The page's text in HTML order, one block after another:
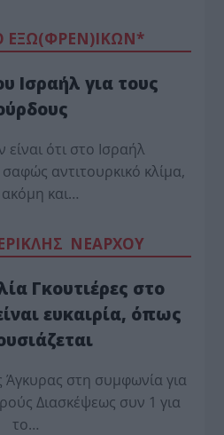
ΕΞΩ(ΦΡΕΝ)ΙΚΩΝ*
Ισραήλ για τους
ότι στο Ισραήλ
αντιτουρκικό κλίμα,
και…
ΝΕΑΡΧΟΥ
Γκουτιέρες στο
ευκαιρία, όπως
στη συμφωνία για
Διασκέψεως συν 1 για
το…